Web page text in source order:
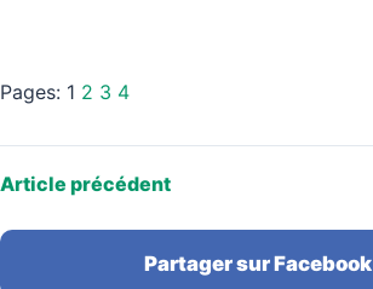
Pages: 1 2 3 4
Article précédent
Partager sur Facebook